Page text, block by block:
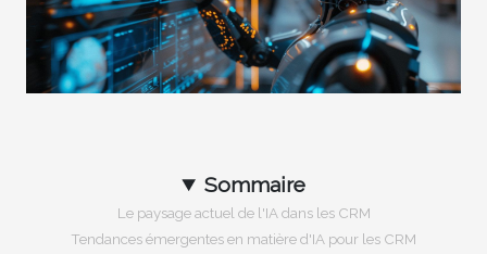
Sommaire
Le paysage actuel de l'IA dans les CRM
Tendances émergentes en matière d'IA pour les CRM